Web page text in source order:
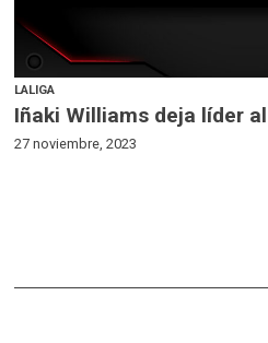
LALIGA
Iñaki Williams deja líder
27 noviembre, 2023